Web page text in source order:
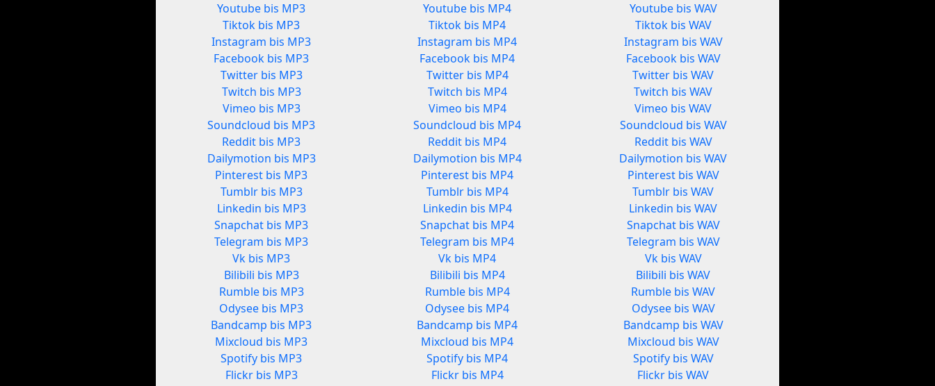
Youtube bis MP3
Tiktok bis MP3
Instagram bis MP3
Facebook bis MP3
Twitter bis MP3
Twitch bis MP3
Vimeo bis MP3
Soundcloud bis MP3
Reddit bis MP3
Dailymotion bis MP3
Pinterest bis MP3
Tumblr bis MP3
Linkedin bis MP3
Snapchat bis MP3
Telegram bis MP3
Vk bis MP3
Bilibili bis MP3
Rumble bis MP3
Odysee bis MP3
Bandcamp bis MP3
Mixcloud bis MP3
Spotify bis MP3
Flickr bis MP3
Youtube bis MP4
Tiktok bis MP4
Instagram bis MP4
Facebook bis MP4
Twitter bis MP4
Twitch bis MP4
Vimeo bis MP4
Soundcloud bis MP4
Reddit bis MP4
Dailymotion bis MP4
Pinterest bis MP4
Tumblr bis MP4
Linkedin bis MP4
Snapchat bis MP4
Telegram bis MP4
Vk bis MP4
Bilibili bis MP4
Rumble bis MP4
Odysee bis MP4
Bandcamp bis MP4
Mixcloud bis MP4
Spotify bis MP4
Flickr bis MP4
Youtube bis WAV
Tiktok bis WAV
Instagram bis WAV
Facebook bis WAV
Twitter bis WAV
Twitch bis WAV
Vimeo bis WAV
Soundcloud bis WAV
Reddit bis WAV
Dailymotion bis WAV
Pinterest bis WAV
Tumblr bis WAV
Linkedin bis WAV
Snapchat bis WAV
Telegram bis WAV
Vk bis WAV
Bilibili bis WAV
Rumble bis WAV
Odysee bis WAV
Bandcamp bis WAV
Mixcloud bis WAV
Spotify bis WAV
Flickr bis WAV